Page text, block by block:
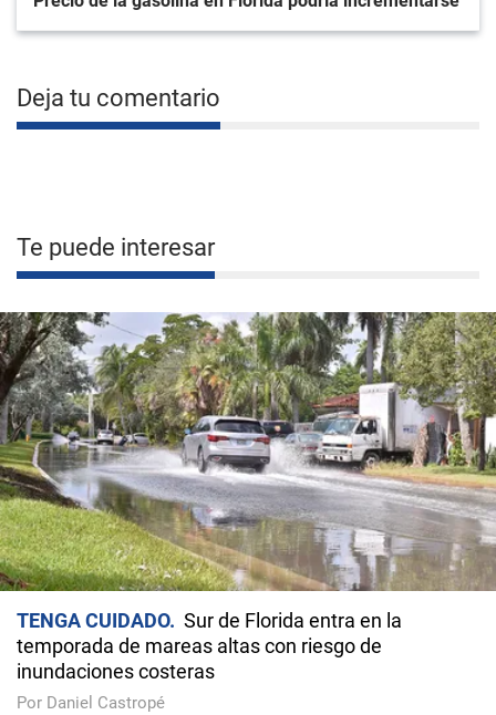
Deja tu comentario
Te puede interesar
TENGA CUIDADO
Sur de Florida entra en la
temporada de mareas altas con riesgo de
inundaciones costeras
Por Daniel Castropé